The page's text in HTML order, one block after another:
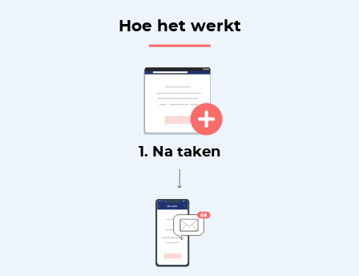
Hoe het werkt
1. Na taken